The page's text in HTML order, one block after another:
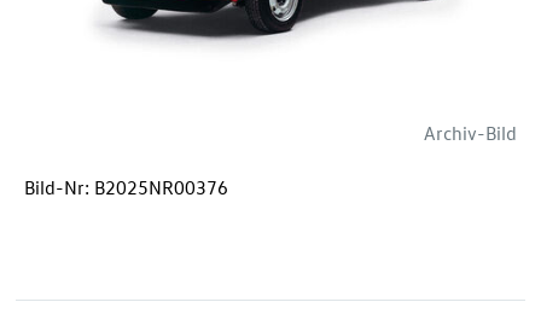
Archiv-Bild
Bild-Nr: B2025NR00376